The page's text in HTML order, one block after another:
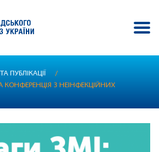
ПУБЛІКАЦІЇ
/
КОНФЕРЕНЦІЯ З НЕІНФЕКЦІЙНИХ